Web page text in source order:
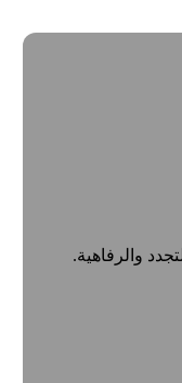
والرفاهية.